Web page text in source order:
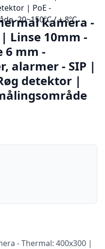
kamera -
Linse 10mm -
6 mm -
alarmer - SIP |
detektor |
- Thermal: 400x300 |